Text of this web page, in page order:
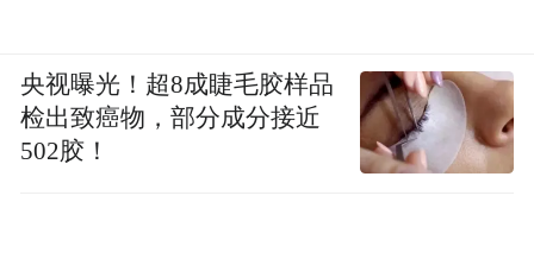
央视曝光！超8成睫毛胶样品
检出致癌物，部分成分接近
502胶！